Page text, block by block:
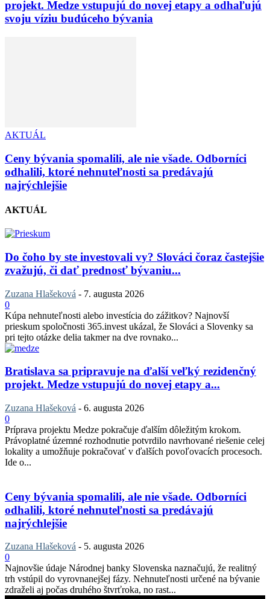
projekt. Medze vstupujú do novej etapy a odhaľujú
svoju víziu budúceho bývania
AKTUÁL
Ceny bývania spomalili, ale nie všade. Odborníci
odhalili, ktoré nehnuteľnosti sa predávajú
najrýchlejšie
AKTUÁL
Do čoho by ste investovali vy? Slováci čoraz častejšie
zvažujú, či dať prednosť bývaniu...
Zuzana Hlašeková - 7. augusta 2026
0
Kúpa nehnuteľnosti alebo investícia do zážitkov? Najnovší
prieskum spoločnosti 365.invest ukázal, že Slováci a Slovenky sa
pri tejto otázke delia takmer na dve rovnako...
Bratislava sa pripravuje na ďalší veľký rezidenčný
projekt. Medze vstupujú do novej etapy a...
Zuzana Hlašeková - 6. augusta 2026
0
Príprava projektu Medze pokračuje ďalším dôležitým krokom.
Právoplatné územné rozhodnutie potvrdilo navrhované riešenie celej
lokality a umožňuje pokračovať v ďalších povoľovacích procesoch.
Ide o...
Ceny bývania spomalili, ale nie všade. Odborníci
odhalili, ktoré nehnuteľnosti sa predávajú
najrýchlejšie
Zuzana Hlašeková - 5. augusta 2026
0
Najnovšie údaje Národnej banky Slovenska naznačujú, že realitný
trh vstúpil do vyrovnanejšej fázy. Nehnuteľnosti určené na bývanie
zdraželi aj počas druhého štvrťroka, no rast...